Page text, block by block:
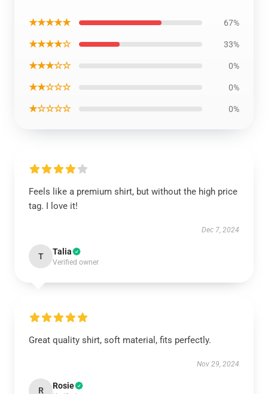
★★★★★ 67%
★★★★☆ 33%
★★★☆☆ 0%
★★☆☆☆ 0%
★☆☆☆☆ 0%
Feels like a premium shirt, but without the high price
tag. I love it!
Dec 7, 2024
T Talia
Verified owner
Great quality shirt, soft material, fits perfectly.
Nov 29, 2024
R Rosie